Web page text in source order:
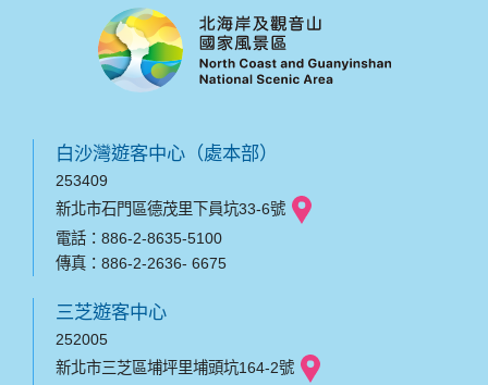
白沙灣遊客中心（處本部）
253409
新北市石門區德茂里下員坑33-6號
電話：886-2-8635-5100
傳真：886-2-2636- 6675
三芝遊客中心
252005
新北市三芝區埔坪里埔頭坑164-2號